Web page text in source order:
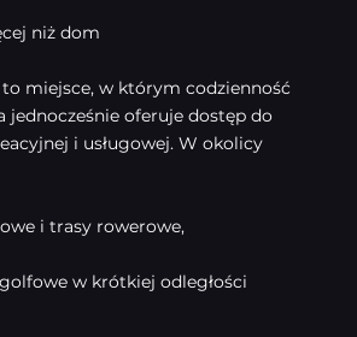
niż dom
miejsce, w którym codzienność
jednocześnie oferuje dostęp do
i usługowej. W okolicy
i trasy rowerowe,
w krótkiej odległości